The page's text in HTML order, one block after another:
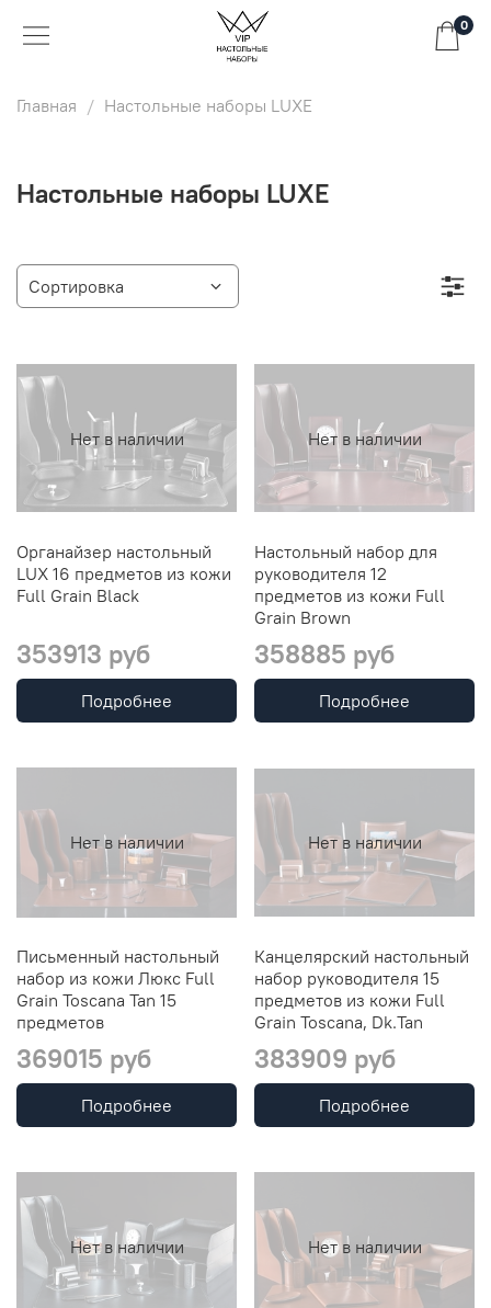
0
Главная Настольные наборы LUXE
Настольные наборы LUXE
Нет в наличии
Органайзер настольный
LUX 16 предметов из кожи
Full Grain Black
353913 руб
Подробнее
Нет в наличии
Настольный набор для
руководителя 12
предметов из кожи Full
Grain Brown
358885 руб
Подробнее
Нет в наличии
Письменный настольный
набор из кожи Люкс Full
Grain Toscana Таn 15
предметов
369015 руб
Подробнее
Нет в наличии
Канцелярский настольный
набор руководителя 15
предметов из кожи Full
Grain Toscana, Dk.Таn
383909 руб
Подробнее
Нет в наличии Нет в наличии